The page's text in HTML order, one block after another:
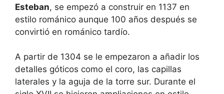
Esteban, se empezó a construir en 1137 en
estilo románico aunque 100 años después se
convirtió en románico tardío.
A partir de 1304 se le empezaron a añadir los
detalles góticos como el coro, las capillas
laterales y la aguja de la torre sur. Durante el